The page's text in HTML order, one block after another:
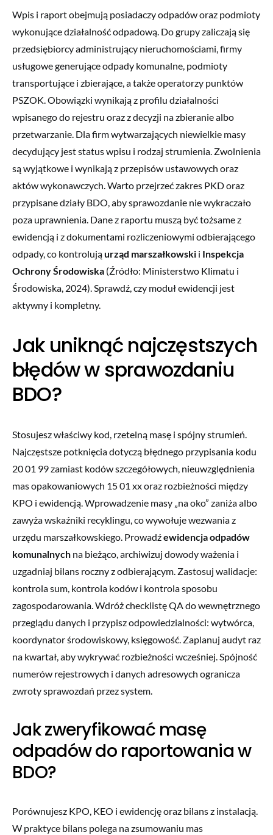
Wpis i raport obejmują posiadaczy odpadów oraz podmioty
wykonujące działalność odpadową. Do grupy zaliczają się
przedsiębiorcy administrujący nieruchomościami, firmy
usługowe generujące odpady komunalne, podmioty
transportujące i zbierające, a także operatorzy punktów
PSZOK. Obowiązki wynikają z profilu działalności
wpisanego do rejestru oraz z decyzji na zbieranie albo
przetwarzanie. Dla firm wytwarzających niewielkie masy
decydujący jest status wpisu i rodzaj strumienia. Zwolnienia
są wyjątkowe i wynikają z przepisów ustawowych oraz
aktów wykonawczych. Warto przejrzeć zakres PKD oraz
przypisane działy BDO, aby sprawozdanie nie wykraczało
poza uprawnienia. Dane z raportu muszą być tożsame z
ewidencją i z dokumentami rozliczeniowymi odbierającego
odpady, co kontrolująurząd marszałkowski i Inspekcja
Ochrony Środowiska (Źródło: Ministerstwo Klimatu i
Środowiska, 2024). Sprawdź, czy moduł ewidencji jest
aktywny i kompletny.
Jak uniknąć najczęstszych
błędów w sprawozdaniu
BDO?
Stosujesz właściwy kod, rzetelną masę i spójny strumień.
Najczęstsze potknięcia dotyczą błędnego przypisania kodu
20 01 99 zamiast kodów szczegółowych, nieuwzględnienia
mas opakowaniowych 15 01 xx oraz rozbieżności między
KPO i ewidencją. Wprowadzenie masy „na oko” zaniża albo
zawyża wskaźniki recyklingu, co wywołuje wezwania z
urzędu marszałkowskiego. Prowadźewidencja odpadów
komunalnych na bieżąco, archiwizuj dowody ważenia i
uzgadniaj bilans roczny z odbierającym. Zastosuj walidacje:
kontrola sum, kontrola kodów i kontrola sposobu
zagospodarowania. Wdróż checklistę QA do wewnętrznego
przeglądu danych i przypisz odpowiedzialności: wytwórca,
koordynator środowiskowy, księgowość. Zaplanuj audyt raz
na kwartał, aby wykrywać rozbieżności wcześniej. Spójność
numerów rejestrowych i danych adresowych ogranicza
zwroty sprawozdań przez system.
Jak zweryfikować masę
odpadów do raportowania w
BDO?
Porównujesz KPO, KEO i ewidencję oraz bilans z instalacją.
W praktyce bilans polega na zsumowaniu mas